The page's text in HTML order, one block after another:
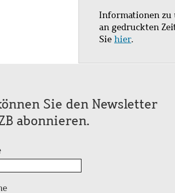
Informationen zu
an gedruckten
Sie hier.
Sie den Newsletter
abonnieren.